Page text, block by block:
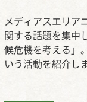
メディアスエリア
関する話題を集中
候危機を考える」
いう活動を紹介し